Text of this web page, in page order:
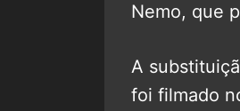
Nemo, que
A
foi filmado